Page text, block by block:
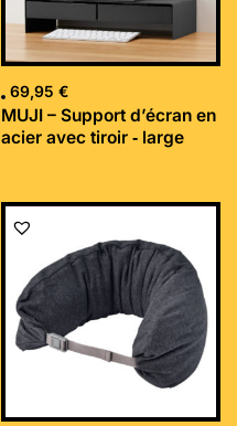
69,95 €
MUJI – Support d’écran en
acier avec tiroir ‐ large